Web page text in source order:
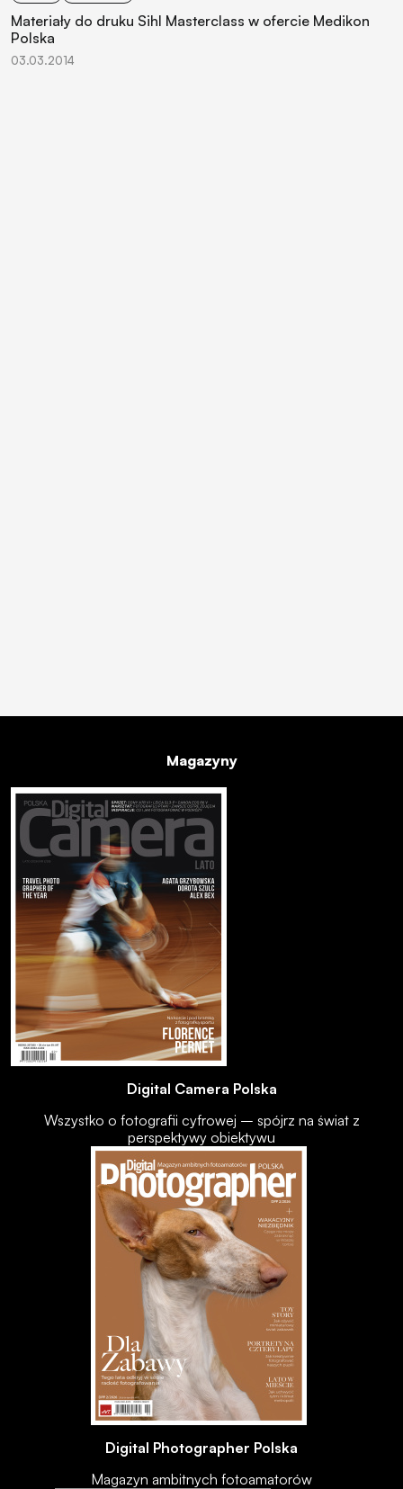
Materiały do druku Sihl Masterclass w ofercie Medikon
Polska
03.03.2014
Magazyny
Digital Camera Polska
Wszystko o fotografii cyfrowej – spójrz na świat z
perspektywy obiektywu
Digital Photographer Polska
Magazyn ambitnych fotoamatorów